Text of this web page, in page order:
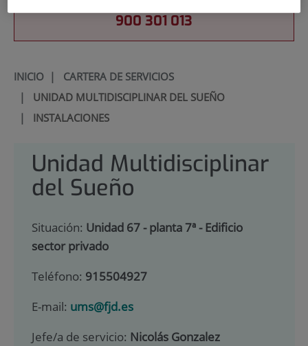
900 301 013
INICIO| CARTERA DE SERVICIOS
| UNIDAD MULTIDISCIPLINAR DEL SUEÑO
| INSTALACIONES
Unidad Multidisciplinar
del Sueño
Situación: Unidad 67 - planta 7ª - Edificio
sector privado
Teléfono: 915504927
E-mail: ums@fjd.es
Jefe/a de servicio: Nicolás Gonzalez